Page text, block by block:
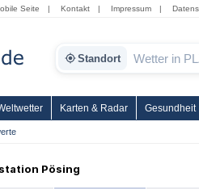
Seite | Kontakt | Impressum |
Standort
Karten & Radar Gesundheit
Pösing